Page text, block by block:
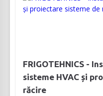
FRIGOTEHNICS -
sisteme HVAC și
răcire